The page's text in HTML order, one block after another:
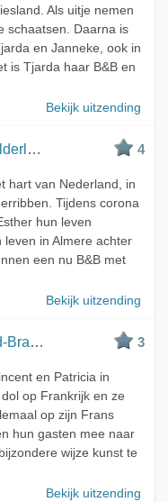
Als uitje nemen
schaatsen. Daarna is
en Janneke, ook in
is Tjarda haar B&B en
Bekijk uitzending
4
hart van Nederland, in
Tijdens corona
hun leven
in Almere achter
een nu B&B met
Bekijk uitzending
Holland 3
en Patricia in
op Frankrijk en ze
op zijn Frans
hun gasten mee naar
wijze kunst te
Bekijk uitzending